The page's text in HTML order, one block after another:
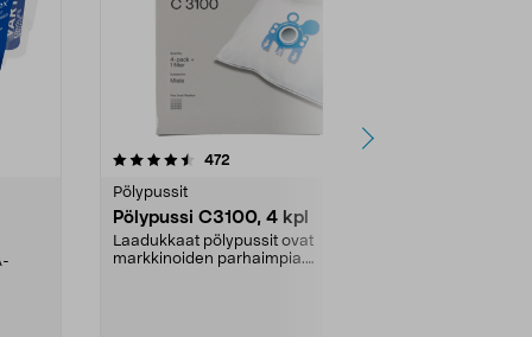
472
Pölypussit
Pölypussi C3100, 4 kpl
Laadukkaat pölypussit ovat
markkinoiden parhaimpia.
4.5viidestä